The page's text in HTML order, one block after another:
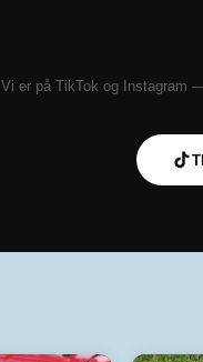
Vi er på TikTok og Instagram